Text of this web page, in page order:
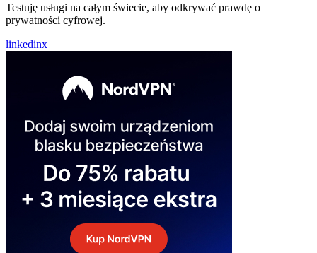
Testuję usługi na całym świecie, aby odkrywać prawdę o
prywatności cyfrowej.
linkedinx